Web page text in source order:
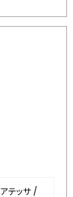
アテッサ /